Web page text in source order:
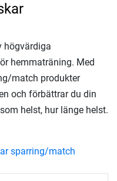
högvärdiga
hemmaträning. Med
match produkter
och förbättrar du din
helst, hur länge helst.
sparring/match